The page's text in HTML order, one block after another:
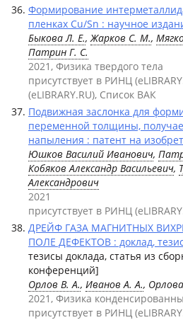
Формирование
пленках Cu/Sn : научное
Быкова Л. Е.,Жарков С. М.,
Патрин Г. С.
2021, Физика твердого тела
присутствует в РИНЦ
(eLIBRARY.RU), Список ВАК
Подвижная заслонка для
переменной толщины,
напыления : патент на
Юшков Василий Иванович,
Кобяков Александр Васильевич,
Александрович
2021
присутствует в РИНЦ
ДРЕЙФ ГАЗА МАГНИТНЫХ
ПОЛЕ ДЕФЕКТОВ : доклад,
тезисы доклада, статья из
конференций]
Орлов В. А., Иванов А. А.,
2021, Физика
присутствует в РИНЦ